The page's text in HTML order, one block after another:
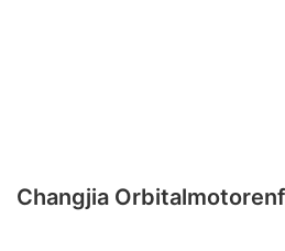
Changjia